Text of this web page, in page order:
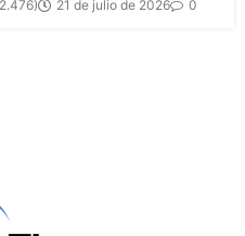
21 de julio de 2026 0